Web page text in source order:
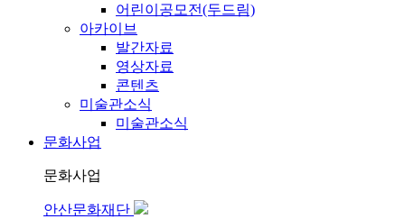
어린이공모전(두드림)
아카이브
발간자료
영상자료
콘텐츠
미술관소식
미술관소식
문화사업
문화사업
안산문화재단